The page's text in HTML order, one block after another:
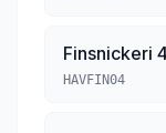
Finsnickeri 4
HAVFIN04